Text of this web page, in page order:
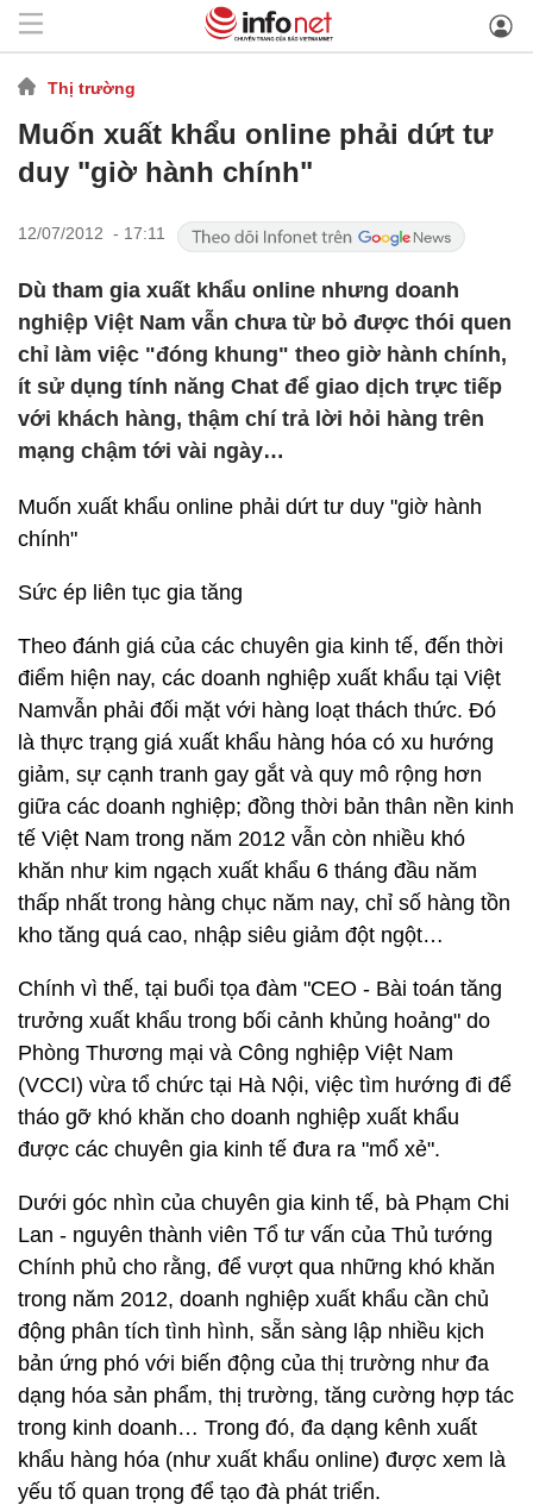
Thị trường
Muốn xuất khẩu online phải dứt tư
duy "giờ hành chính"
12/07/2012 - 17:11
Dù tham gia xuất khẩu online nhưng doanh
nghiệp Việt Nam vẫn chưa từ bỏ được thói quen
chỉ làm việc "đóng khung" theo giờ hành chính,
ít sử dụng tính năng Chat để giao dịch trực tiếp
với khách hàng, thậm chí trả lời hỏi hàng trên
mạng chậm tới vài ngày…
Muốn xuất khẩu online phải dứt tư duy "giờ hành
chính"
Sức ép liên tục gia tăng
Theo đánh giá của các chuyên gia kinh tế, đến thời
điểm hiện nay, các doanh nghiệp xuất khẩu tại Việt
Namvẫn phải đối mặt với hàng loạt thách thức. Đó
là thực trạng giá xuất khẩu hàng hóa có xu hướng
giảm, sự cạnh tranh gay gắt và quy mô rộng hơn
giữa các doanh nghiệp; đồng thời bản thân nền kinh
tế Việt Nam trong năm 2012 vẫn còn nhiều khó
khăn như kim ngạch xuất khẩu 6 tháng đầu năm
thấp nhất trong hàng chục năm nay, chỉ số hàng tồn
kho tăng quá cao, nhập siêu giảm đột ngột…
Chính vì thế, tại buổi tọa đàm "CEO - Bài toán tăng
trưởng xuất khẩu trong bối cảnh khủng hoảng" do
Phòng Thương mại và Công nghiệp Việt Nam
(VCCI) vừa tổ chức tại Hà Nội, việc tìm hướng đi để
tháo gỡ khó khăn cho doanh nghiệp xuất khẩu
được các chuyên gia kinh tế đưa ra "mổ xẻ".
Dưới góc nhìn của chuyên gia kinh tế, bà Phạm Chi
Lan - nguyên thành viên Tổ tư vấn của Thủ tướng
Chính phủ cho rằng, để vượt qua những khó khăn
trong năm 2012, doanh nghiệp xuất khẩu cần chủ
động phân tích tình hình, sẵn sàng lập nhiều kịch
bản ứng phó với biến động của thị trường như đa
dạng hóa sản phẩm, thị trường, tăng cường hợp tác
trong kinh doanh… Trong đó, đa dạng kênh xuất
khẩu hàng hóa (như xuất khẩu online) được xem là
yếu tố quan trọng để tạo đà phát triển.